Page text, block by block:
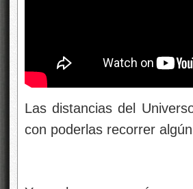
Las distancias del
con poderlas recorrer